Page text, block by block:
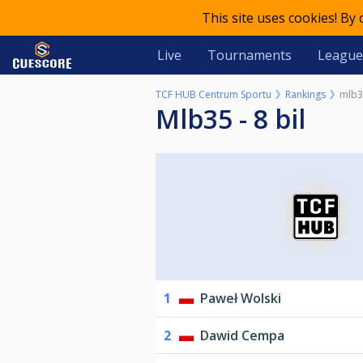
This site uses cookies!
Live Tournaments
TCF HUB Centrum Sportu Rankings
mlb35 - 8 bil
1 Paweł Wolski
2 Dawid Cempa